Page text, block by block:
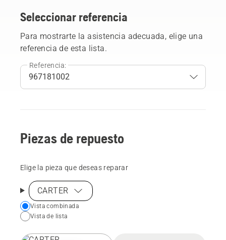
Seleccionar referencia
Para mostrarte la asistencia adecuada, elige una
referencia de esta lista.
Referencia:
Piezas de repuesto
Elige la pieza que deseas reparar
CARTER
Choose
your
Vista combinada
Vista de lista